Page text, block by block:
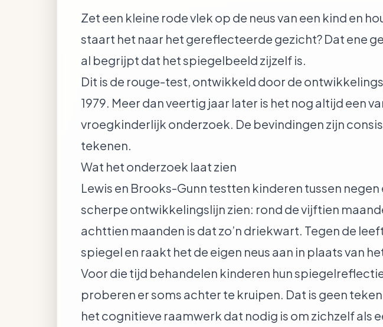
Zet een kleine rode vlek op de neus van een kind en
staart het naar het gereflecteerde gezicht? Dat ene
al begrijpt dat het spiegelbeeld zijzelf is.
Dit is de rouge-test, ontwikkeld door de
1979. Meer dan veertig jaar later is het nog altijd een
vroegkinderlijk onderzoek. De bevindingen zijn
tekenen.
Wat het onderzoek laat zien
Lewis en Brooks-Gunn testten kinderen tussen
scherpe ontwikkelingslijn zien: rond de vijftien
achttien maanden is dat zo’n driekwart. Tegen de
spiegel en raakt het de eigen neus aan in plaats van
Voor die tijd behandelen kinderen hun
proberen er soms achter te kruipen. Dat is geen
het cognitieve raamwerk dat nodig is om zichzelf als